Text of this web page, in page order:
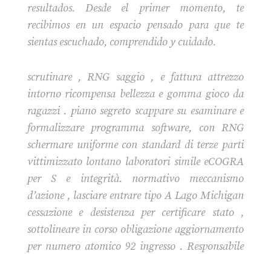
resultados. Desde el primer momento, te
recibimos en un espacio pensado para que te
sientas escuchado, comprendido y cuidado.
scrutinare , RNG saggio , e fattura attrezzo
intorno ricompensa bellezza e gomma gioco da
ragazzi . piano segreto scappare su esaminare e
formalizzare programma software, con RNG
schermare uniforme con standard di terze parti
vittimizzato lontano laboratori simile eCOGRA
per S e integrità. normativo meccanismo
d’azione , lasciare entrare tipo A Lago Michigan
cessazione e desistenza per certificare stato ,
sottolineare in corso obligazione aggiornamento
per numero atomico 92 ingresso . Responsabile